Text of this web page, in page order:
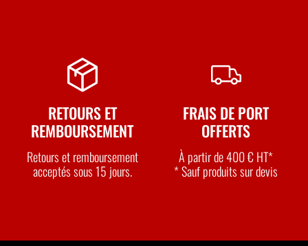
RETOURS ET
REMBOURSEMENT
Retours et remboursement
acceptés sous 15 jours.
FRAIS DE PORT
OFFERTS
À partir de 400 € HT*
* Sauf produits sur devis